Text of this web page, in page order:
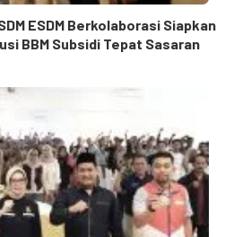
ESDM Berkolaborasi Siapkan
BBM Subsidi Tepat Sasaran